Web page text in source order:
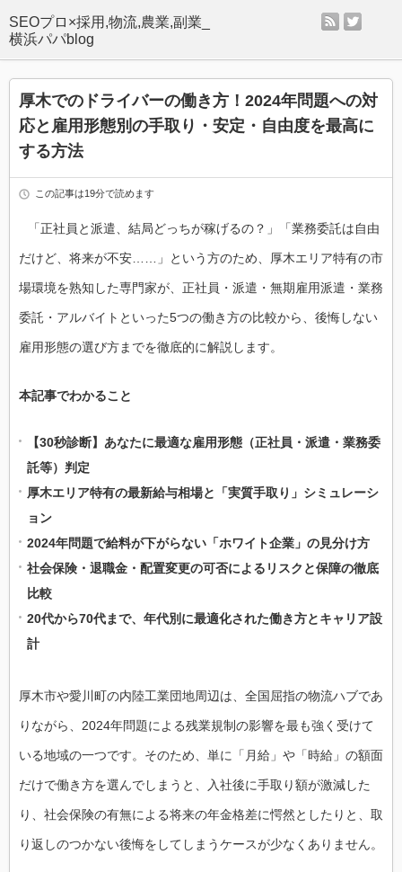
SEOプロ×採用,物流,農業,副業_
横浜パパblog
rss
厚木でのドライバーの働き方！2024年問題への対
応と雇用形態別の手取り・安定・自由度を最高に
する方法
この記事は19分で読めます
「正社員と派遣、結局どっちが稼げるの？」「業務委託は自由
だけど、将来が不安……」という方のため、厚木エリア特有の市
場環境を熟知した専門家が、正社員・派遣・無期雇用派遣・業務
委託・アルバイトといった5つの働き方の比較から、後悔しない
雇用形態の選び方までを徹底的に解説します。
本記事でわかること
【30秒診断】あなたに最適な雇用形態（正社員・派遣・業務委
託等）判定
厚木エリア特有の最新給与相場と「実質手取り」シミュレーシ
ョン
2024年問題で給料が下がらない「ホワイト企業」の見分け方
社会保険・退職金・配置変更の可否によるリスクと保障の徹底
比較
20代から70代まで、年代別に最適化された働き方とキャリア設
計
厚木市や愛川町の内陸工業団地周辺は、全国屈指の物流ハブであ
りながら、2024年問題による残業規制の影響を最も強く受けて
いる地域の一つです。そのため、単に「月給」や「時給」の額面
だけで働き方を選んでしまうと、入社後に手取り額が激減した
り、社会保険の有無による将来の年金格差に愕然としたりと、取
り返しのつかない後悔をしてしまうケースが少なくありません。